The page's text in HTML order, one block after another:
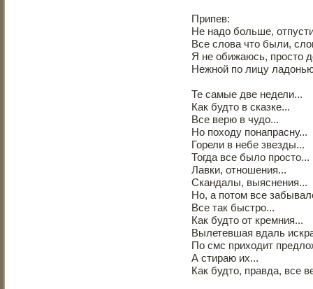
Припев:
Не надо больше,
Все слова что были,
Я не обижаюсь, просто
Нежной по лицу
Те самые две недели...
Как будто в сказке...
Все верю в чудо...
Но походу понапрасну...
Горели в небе звезды...
Тогда все было просто...
Лавки, отношения...
Скандалы, выяснения...
Но, а потом все
Все так быстро...
Как будто от кремния...
Вылетевшая вдаль
По смс приходит
А стираю их...
Как будто, правда, все